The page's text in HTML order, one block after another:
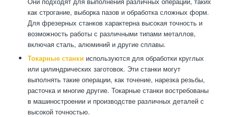
как строгание, выборка пазов и обработка сложных форм.
Для фрезерных станков характерна высокая точность и
возможность работы с различными типами металлов,
включая сталь, алюминий и другие сплавы.
Токарные станки используются для обработки круглых
или цилиндрических заготовок. Эти станки могут
выполнять такие операции, как точение, нарезка резьбы,
расточка и многие другие. Токарные станки востребованы
в машиностроении и производстве различных деталей с
высокой точностью.